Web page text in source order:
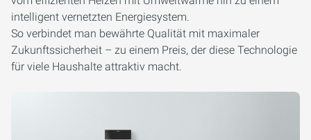
intelligent vernetzten Energiesystem.
So verbindet man bewährte Qualität mit maximaler
Zukunftssicherheit – zu einem Preis, der diese Technologie
für viele Haushalte attraktiv macht.